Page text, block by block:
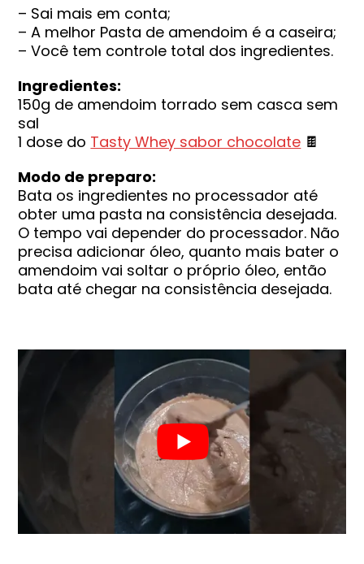
– Sai mais em conta;
– A melhor Pasta de amendoim é a caseira;
– Você tem controle total dos ingredientes.
Ingredientes:
150g de amendoim torrado sem casca sem
sal
1 dose do Tasty Whey sabor chocolate 🍫
Modo de preparo:
Bata os ingredientes no processador até
obter uma pasta na consistência desejada.
O tempo vai depender do processador. Não
precisa adicionar óleo, quanto mais bater o
amendoim vai soltar o próprio óleo, então
bata até chegar na consistência desejada.